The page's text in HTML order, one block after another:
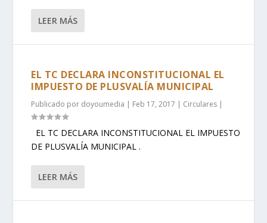
LEER MÁS
EL TC DECLARA INCONSTITUCIONAL EL
IMPUESTO DE PLUSVALÍA MUNICIPAL
Publicado por doyoumedia | Feb 17, 2017 | Circulares |
EL TC DECLARA INCONSTITUCIONAL EL IMPUESTO
DE PLUSVALÍA MUNICIPAL .
LEER MÁS